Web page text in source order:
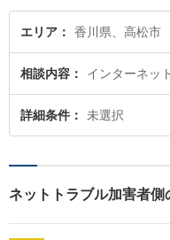
エリア 香川県、高松市
相談内容 インターネッ
詳細条件 未選択
ネットトラブル加害者